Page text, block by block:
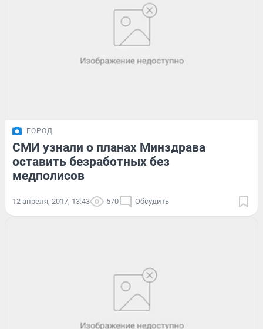
ГОРОД
СМИ узнали о планах Минздрава
оставить безработных без
медполисов
12 апреля, 2017, 13:43 570 Обсудить